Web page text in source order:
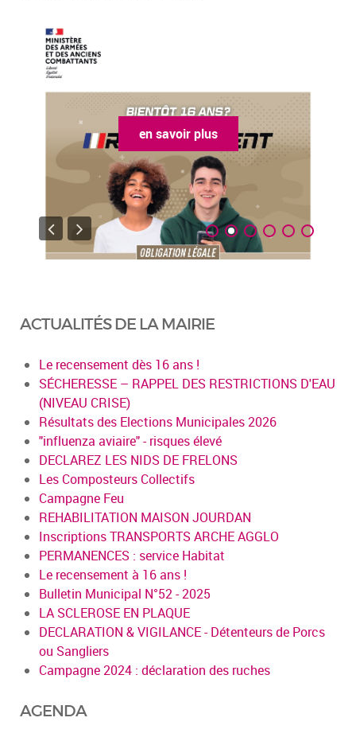
en savoir plus
ACTUALITÉS DE LA MAIRIE
Le recensement dès 16 ans !
SÉCHERESSE – RAPPEL DES RESTRICTIONS D'EAU
(NIVEAU CRISE)
Résultats des Elections Municipales 2026
"influenza aviaire" - risques élevé
DECLAREZ LES NIDS DE FRELONS
Les Composteurs Collectifs
Campagne Feu
REHABILITATION MAISON JOURDAN
Inscriptions TRANSPORTS ARCHE AGGLO
PERMANENCES : service Habitat
Le recensement à 16 ans !
Bulletin Municipal N°52 - 2025
LA SCLEROSE EN PLAQUE
DECLARATION & VIGILANCE - Détenteurs de Porcs
ou Sangliers
Campagne 2024 : déclaration des ruches
AGENDA